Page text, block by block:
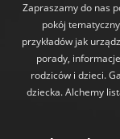
Zapraszamy do nas
pokój
przykładów jak
porady,
rodziców i dzieci.
dziecka. Alchemy